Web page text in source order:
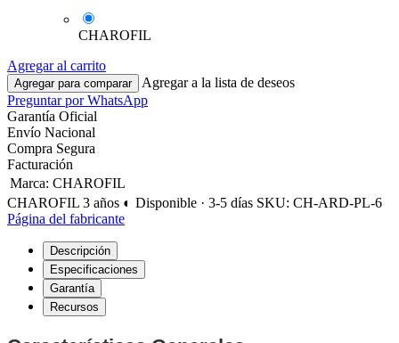
CHAROFIL
Agregar al carrito
Agregar para comparar
Agregar a la lista de deseos
Preguntar por WhatsApp
Garantía Oficial
Envío Nacional
Compra Segura
Facturación
Marca: CHAROFIL
CHAROFIL 3 años ◐ Disponible · 3-5 días SKU: CH-ARD-PL-6
Página del fabricante
Descripción
Especificaciones
Garantía
Recursos